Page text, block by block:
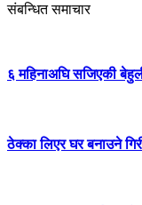
संबन्धित समाचार
६ महिनाअघि सजिएकी
ठेक्का लिएर घर बनाउने